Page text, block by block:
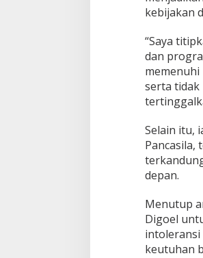
kebijakan
“Saya
dan
serta tidak
Selain itu,
Pancasila,
depan.
Menutup
Digoel
intoleransi
keutuhan